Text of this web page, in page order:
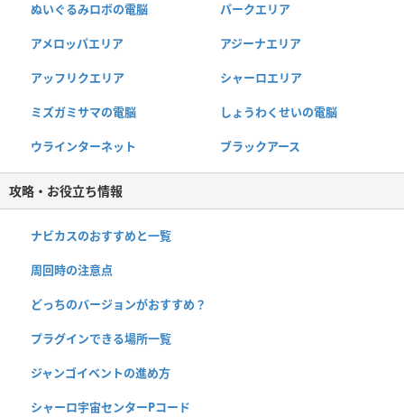
ぬいぐるみロボの電脳 パークエリア
アメロッパエリア アジーナエリア
アッフリクエリア シャーロエリア
ミズガミサマの電脳 しょうわくせいの電脳
ウラインターネット ブラックアース
攻略・お役立ち情報
ナビカスのおすすめと一覧
周回時の注意点
どっちのバージョンがおすすめ？
プラグインできる場所一覧
ジャンゴイベントの進め方
シャーロ宇宙センターPコード